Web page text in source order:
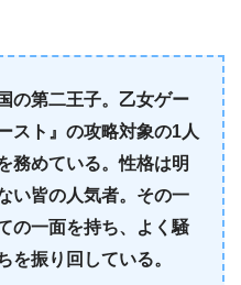
の第二王子。乙女ゲー
スト』の攻略対象の1人
務めている。性格は明
い皆の人気者。その一
の一面を持ち、よく騒
を振り回している。